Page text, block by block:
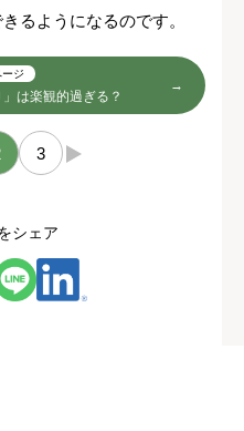
るようになるのです。
ジ
は楽観的過ぎる？
3 →
シェア